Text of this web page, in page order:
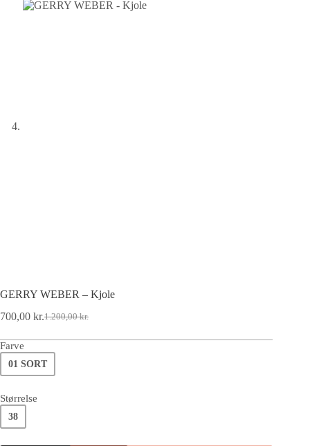
GERRY WEBER – Kjole
1.200,00kr.
700,00 kr.
Farve
01 SORT
Størrelse
38